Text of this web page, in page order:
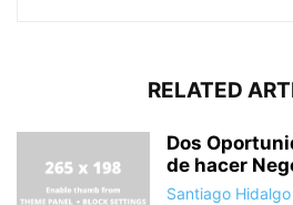
RELATED
Dos
de hacer
Santiago Hidalgo